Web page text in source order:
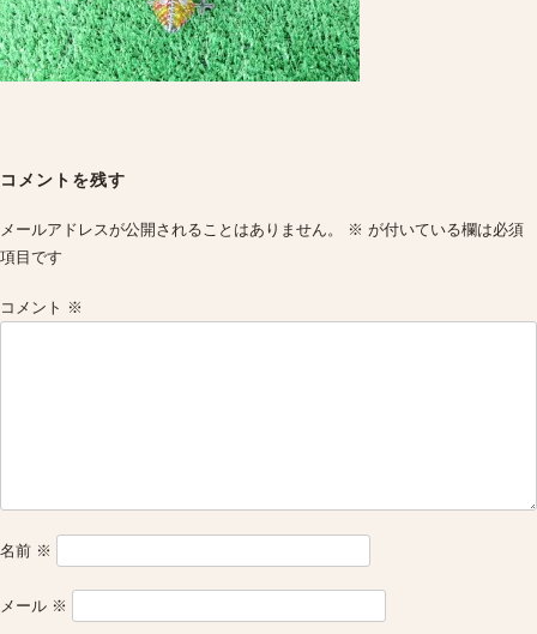
navigation
コメントを残す
メールアドレスが公開されることはありません。 ※ が付いている欄は必須
項目です
コメント ※
名前 ※
メール ※